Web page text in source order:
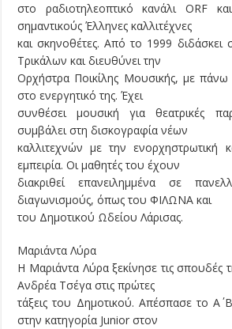
στο ραδιοτηλεοπτικό κανάλι ORF
σημαντικούς Έλληνες καλλιτέχνες
και σκηνοθέτες. Από το 1999 διδάσκει
Τρικάλων και διευθύνει την
Ορχήστρα Ποικίλης Μουσικής, με
στο ενεργητικό της. Έχει
συνθέσει μουσική για θεατρικές
συμβάλει στη δισκογραφία νέων
καλλιτεχνών με την ενορχηστρωτική
εμπειρία. Οι μαθητές του έχουν
διακριθεί επανειλημμένα σε
διαγωνισμούς, όπως του ΦΙΛΩΝΑ και
του Δημοτικού Ωδείου Λάρισας.
Μαριάντα Λύρα
Η Μαριάντα Λύρα ξεκίνησε τις σπουδές
Ανδρέα Τσέγα στις πρώτες
τάξεις του Δημοτικού. Απέσπασε το Α΄
στην κατηγορία Junior στον